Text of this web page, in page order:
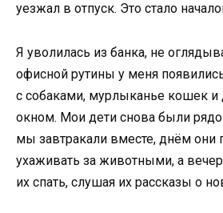
уезжал в отпуск. Это стало
Я уволилась из банка, не
офисной рутины у меня
с собаками, мурлыканье кошек и
окном. Мои дети снова были
мы завтракали вместе, днём они
ухаживать за животными, а
их спать, слушая их рассказы о